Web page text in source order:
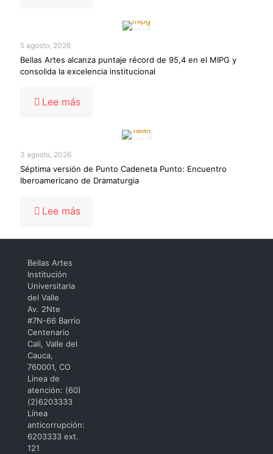
artes
5 agosto, 2026
Bellas Artes alcanza puntaje récord de 95,4 en el MIPG y
consolida la excelencia institucional
Lee más-
de
95,4
MIPG
consolida
3 agosto, 2026
Séptima versión de Punto Cadeneta Punto: Encuentro
Iberoamericano de Dramaturgia
Lee más-
Bellas Artes
Institución
Universitaria
del Valle
Av. 2Nte
#7N-66 Barrio
Centenario
Cali, Valle del
Cauca,
760001, CO
Linea de
atención: (60)
(2)6203333
Línea
anticorrupción:
6203333 ext.
121